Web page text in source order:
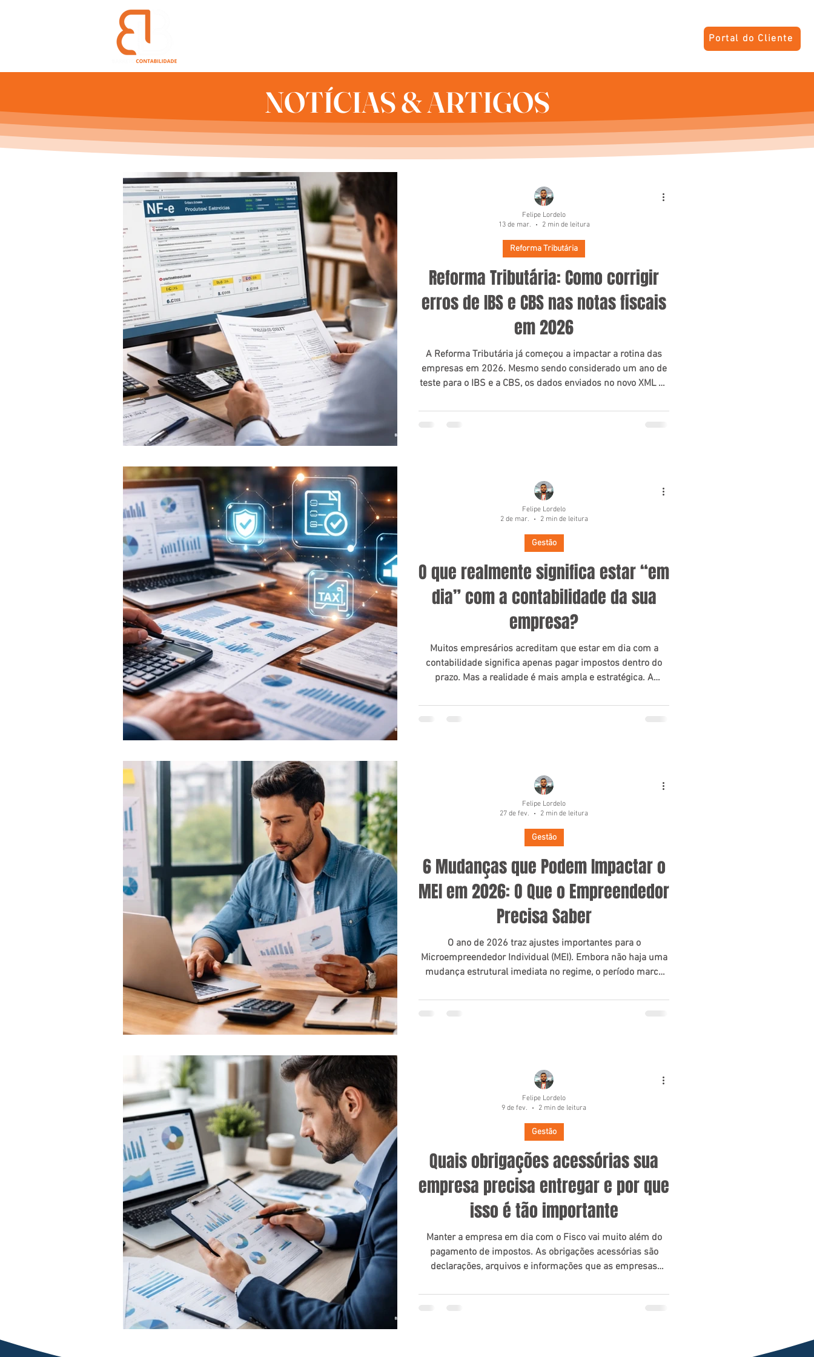
Portal do Cliente
NOTÍCIAS & ARTIGOS
Reforma Tributária: Como corrigir
erros de IBS e CBS nas notas fiscais
em 2026
A Reforma Tributária já começou a impactar a rotina das
empresas em 2026. Mesmo sendo considerado um ano de
teste para o IBS e a CBS, os dados enviados no novo XML da
sistema nacional. Isso significa que qualquer erro no
Reforma Tributária
Felipe Lordelo
13 de mar.
2 min de leitura
O que realmente significa estar “em
dia” com a contabilidade da sua
empresa?
Muitos empresários acreditam que estar em dia com a
contabilidade significa apenas pagar impostos dentro do
prazo. Mas a realidade é mais ampla e estratégica. A
legal e coerência nas informações que a empresa transmite
Gestão
Felipe Lordelo
2 de mar.
2 min de leitura
6 Mudanças que Podem Impactar o
MEI em 2026: O Que o Empreendedor
Precisa Saber
O ano de 2026 traz ajustes importantes para o
Microempreendedor Individual (MEI). Embora não haja uma
mudança estrutural imediata no regime, o período marca
Tributária, atualização de valores e revisão de atividades
Gestão
Felipe Lordelo
27 de fev.
2 min de leitura
Quais obrigações acessórias sua
empresa precisa entregar e por que
isso é tão importante
Manter a empresa em dia com o Fisco vai muito além do
pagamento de impostos. As obrigações acessórias são
declarações, arquivos e informações que as empresas
comprovar que estão cumprindo corretamente suas
Gestão
Felipe Lordelo
9 de fev.
2 min de leitura